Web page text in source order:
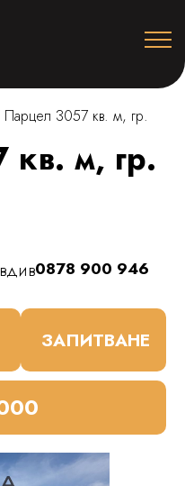
Парцел 3057 кв. м, гр.
кв. м, гр.
0878 900 946
ЗАПИТВАНЕ